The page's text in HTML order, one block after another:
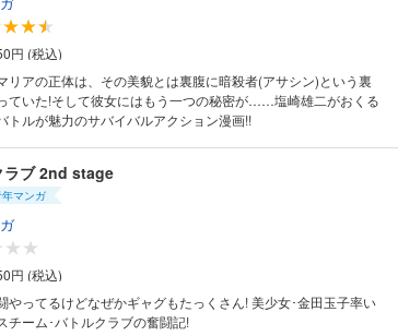
円 (税込)
リアの正体は、その美貌とは裏腹に暗殺者(アサシン)という裏
ていた!そして彼女にはもう一つの秘密が……塩崎雄二がおくる
トルが魅力のサバイバルアクション漫画!!
ラブ 2nd stage
マンガ
円 (税込)
やってるけどなぜかギャグもたっくさん! 美少女･金田玉子率い
チーム･バトルクラブの奮闘記!